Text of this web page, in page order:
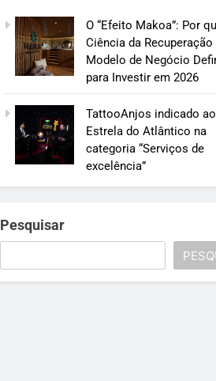
O “Efeito Makoa”: Por
Ciência da Recuperação
Modelo de Negócio
para Investir em 2026
TattooAnjos indicado
Estrela do Atlântico na
categoria “Serviços de
excelência”
Pesquisar